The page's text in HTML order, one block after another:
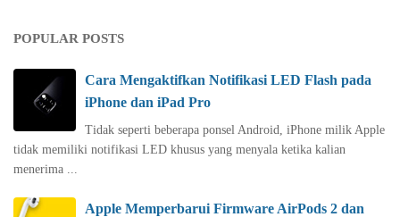
POPULAR POSTS
Cara Mengaktifkan Notifikasi LED Flash pada
iPhone dan iPad Pro
Tidak seperti beberapa ponsel Android, iPhone milik Apple
tidak memiliki notifikasi LED khusus yang menyala ketika kalian
menerima ...
Apple Memperbarui Firmware AirPods 2 dan